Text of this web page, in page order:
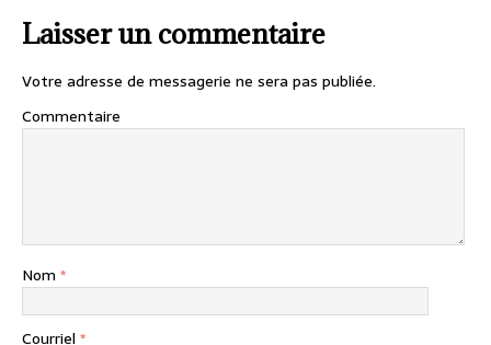
Laisser un commentaire
Votre adresse de messagerie ne sera pas publiée.
Commentaire
Nom *
Courriel *